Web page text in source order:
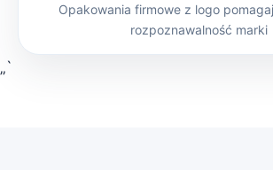
Opakowania firmowe z logo
rozpoznawalność marki
„`